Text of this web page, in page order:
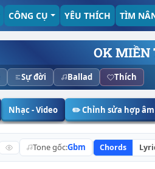
CÔNG CỤ YÊU THÍCH TÌM
OK MIỀN
Sự đời Ballad Thích
Nhạc - Video ✏️ Chỉnh sửa hợp âm
Tone gốc:Gbm Chords